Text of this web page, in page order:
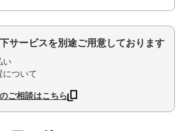
サービスを別途ご用意しております
い
について
ご相談はこちら